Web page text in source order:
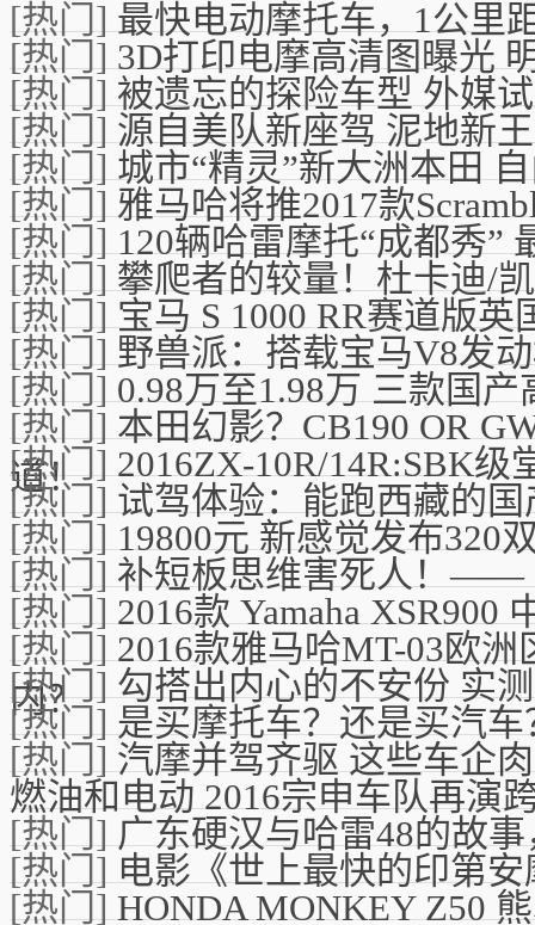
[热门]最快电动摩托车，1公里
[热门]3D打印电摩高清图曝光
[热门]被遗忘的探险车型 外媒
[热门]源自美队新座驾 泥地新
[热门]城市“精灵”新大洲本田
[热门]雅马哈将推2017款
[热门]120辆哈雷摩托“成都秀”
[热门]攀爬者的较量！杜卡迪/
[热门]宝马 S 1000 RR赛道版英
[热门]野兽派：搭载宝马V8发
[热门]0.98万至1.98万 三款国
[热门]本田幻影？CB190 OR
道！
[热门]2016ZX-10R/14R:SBK级
[热门]试驾体验：能跑西藏的
[热门]19800元 新感觉发布320
[热门]补短板思维害死人！——
[热门]2016款 Yamaha XSR900
[热门]2016款雅马哈MT-03欧
内？
[热门]勾搭出内心的不安份 实
[热门]是买摩托车？还是买汽
[热门]汽摩并驾齐驱 这些车企
燃油和电动 2016宗申车队再演
[热门]广东硬汉与哈雷48的故
[热门]电影《世上最快的印第
[热门]HONDA MONKEY Z50